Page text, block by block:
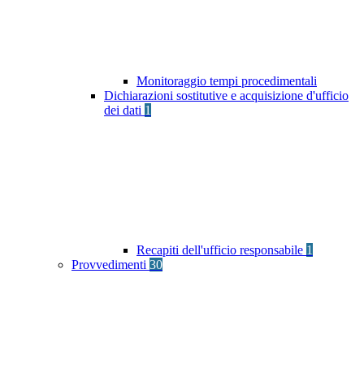
Monitoraggio tempi procedimentali
Dichiarazioni sostitutive e acquisizione d'ufficio
dei dati 1
Recapiti dell'ufficio responsabile 1
Provvedimenti 30